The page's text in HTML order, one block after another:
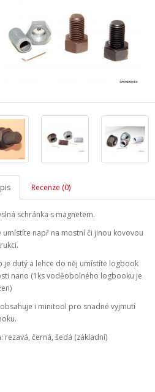
Recenze (0)
schránka s magnetem.
umístíte např na mostní či jinou kovovou
je dutý a lehce do něj umístíte logbook
nano (1ks voděobolného logbooku je
i minitool pro snadné vyjmutí
rezavá, černá, šedá (základní)